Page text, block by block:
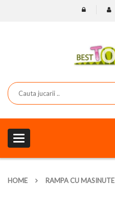
Toggle
navigation
HOME RAMPA CU MASINUTE